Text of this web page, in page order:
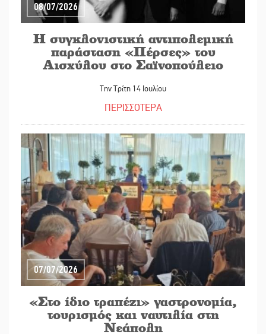
08/07/2026
Η συγκλονιστική αντιπολεμική
παράσταση «Πέρσες» του
Αισχύλου στο Σαϊνοπούλειο
Την Τρίτη 14 Ιουλίου
ΠΕΡΙΣΣΟΤΕΡΑ
07/07/2026
«Στο ίδιο τραπέζι» γαστρονομία,
τουρισμός και ναυτιλία στη
Νεάπολη